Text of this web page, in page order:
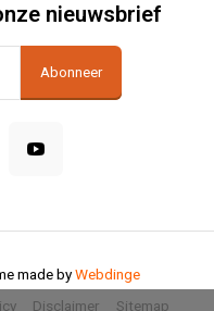
nieuwsbrief
Abonneer
Disclaimer Sitemap
made byWebdinge